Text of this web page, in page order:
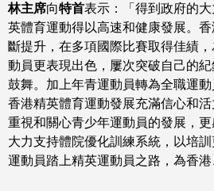
林主席向特首表示：「得到政府的
英體育運動得以高速和健康發展。
斷提升，在多項國際比賽取得佳績
動員更表現出色，屢次突破自己的
鼓舞。加上年青運動員轉為全職運
香港精英體育運動發展充滿信心和
重視和關心青少年運動員的發展，
大力支持體院優化訓練系統，以培
運動員踏上精英運動員之路，為香港